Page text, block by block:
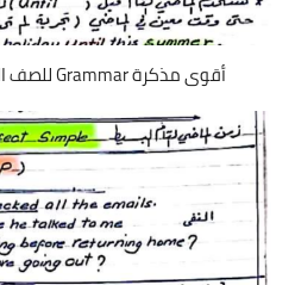
أقوى مذكرة Grammar للصف الثالث الثانوي 2026 PDF